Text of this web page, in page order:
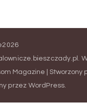
.
Magazine | Stworzony
przez WordPress.